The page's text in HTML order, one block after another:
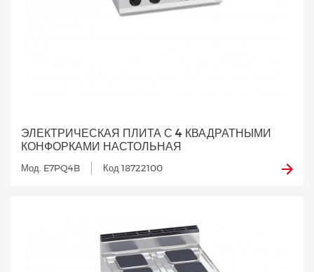
ЭЛЕКТРИЧЕСКАЯ ПЛИТА С 4 КВАДРАТНЫМИ
КОНФОРКАМИ НАСТОЛЬНАЯ
Мод. E7PQ4B Код 18722100